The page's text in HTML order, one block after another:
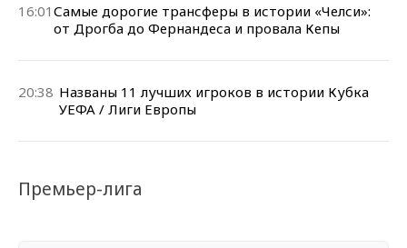
16:01 Самые дорогие трансферы в истории «Челси»:
от Дрогба до Фернандеса и провала Кепы
20:38 Названы 11 лучших игроков в истории Кубка
УЕФА / Лиги Европы
Премьер-лига